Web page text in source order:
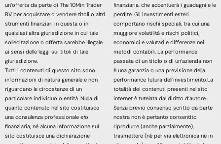
un’offerta da parte di The 10Min Trader
BV per acquistare o vendere titoli o altri
strumenti finanziari in questa o in
qualsiasi altra giurisdizione in cui tale
sollecitazione o offerta sarebbe illegale
ai sensi delle leggi sui titoli di tale
giurisdizione.
Tutti i contenuti di questo sito sono
informazioni di natura generale e non
riguardano le circostanze di un
particolare individuo o entità. Nulla di
quanto contenuto nel sito costituisce
una consulenza professionale e/o
finanziaria, né alcuna informazione sul
sito costituisce una dichiarazione
finanziaria, che accentuerà i guadagni e le
perdite. Gli investimenti esteri
comportano rischi speciali, tra cui una
maggiore volatilità e rischi politici,
economici e valutari e differenze nei
metodi contabili. La performance
passata di un titolo o di un’azienda non
è una garanzia o una previsione della
performance futura dell’investimento.La
totalità dei contenuti presenti nel sito
internet è tutelata dal diritto d’autore.
Senza previo consenso scritto da parte
nostra non è pertanto consentito
riprodurre (anche parzialmente),
trasmettere (né per via elettronica né in